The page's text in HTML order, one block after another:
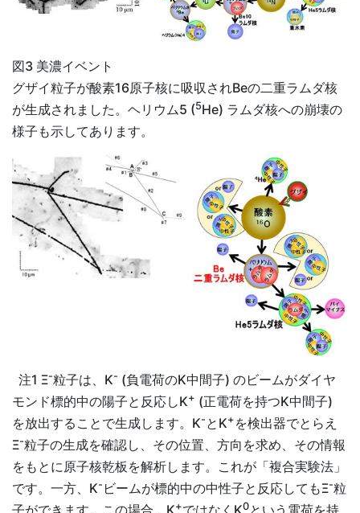
図3 美濃イベント
グザイ粒子が酸素16原子核に吸収されBeの二重ラムダ核
が生成されました。ヘリウム5 (5He) ラムダ核への崩壊の
様子も示してあります。
注1 Ξ-粒子は、K- (負電荷のK中間子) のビームがダイヤ
モンド標的中の陽子と反応しK+ (正電荷を持つK中間子)
を放出することで生成します。K- とK+ を検出器でとらえ
Ξ-粒子の生成を確認し、その位置、方向を求め、その情報
をもとに原子核乾板を解析します。これが「複合実験法」
です。一方、K- ビームが標的中の中性子と反応してもΞ-粒
子ができます。この場合、K+ではなくK0という電荷を持